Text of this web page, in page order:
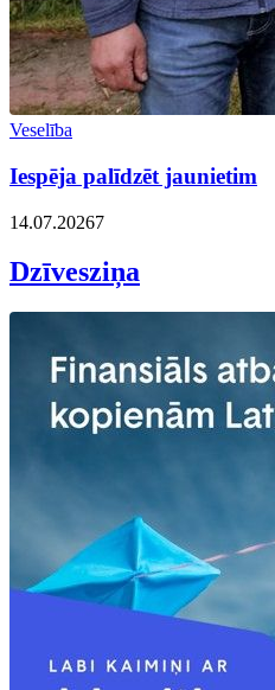
Veselība
Iespēja palīdzēt jaunietim
14.07.20267
Dzīvesziņa